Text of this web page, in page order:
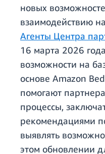
новых
взаимодействию
Агенты Центра
16 марта 2026
возможности на
основе Amazon
помогают
процессы,
рекомендациями
выявлять
этом обновлении